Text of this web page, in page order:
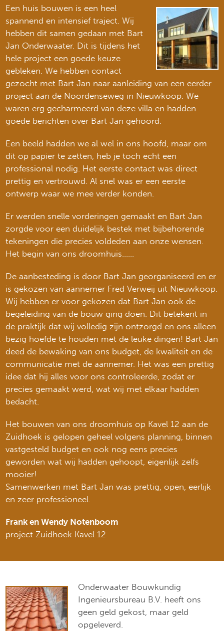
Een huis bouwen is een heel
spannend en intensief traject. Wij
hebben dit samen gedaan met Bart
Jan Onderwaater. Dit is tijdens het
hele project een goede keuze
gebleken. We hebben contact
gezocht met Bart Jan naar aanleiding van een eerder
project aan de Noordenseweg in Nieuwkoop. We
waren erg gecharmeerd van deze villa en hadden
goede berichten over Bart Jan gehoord.
Een beeld hadden we al wel in ons hoofd, maar om
dit op papier te zetten, heb je toch echt een
professional nodig. Het eerste contact was direct
prettig en vertrouwd. Al snel was er een eerste
ontwerp waar we mee verder konden.
Er werden snelle vorderingen gemaakt en Bart Jan
zorgde voor een duidelijk bestek met bijbehorende
tekeningen die precies voldeden aan onze wensen.
Het begin van ons droomhuis……
De aanbesteding is door Bart Jan georganiseerd en er
is gekozen van aannemer Fred Verweij uit Nieuwkoop.
Wij hebben er voor gekozen dat Bart Jan ook de
begeleiding van de bouw ging doen. Dit betekent in
de praktijk dat wij volledig zijn ontzorgd en ons alleen
bezig hoefde te houden met de leuke dingen! Bart Jan
deed de bewaking van ons budget, de kwaliteit en de
communicatie met de aannemer. Het was een prettig
idee dat hij alles voor ons controleerde, zodat er
precies gemaakt werd, wat wij met elkaar hadden
bedacht.
Het bouwen van ons droomhuis op Kavel 12 aan de
Zuidhoek is gelopen geheel volgens planning, binnen
vastgesteld budget en ook nog eens precies
geworden wat wij hadden gehoopt, eigenlijk zelfs
mooier!
Samenwerken met Bart Jan was prettig, open, eerlijk
en zeer professioneel.
Frank en Wendy Notenboom
project Zuidhoek Kavel 12
Onderwaater Bouwkundig
Ingenieursbureau B.V. heeft ons
geen geld gekost, maar geld
opgeleverd.